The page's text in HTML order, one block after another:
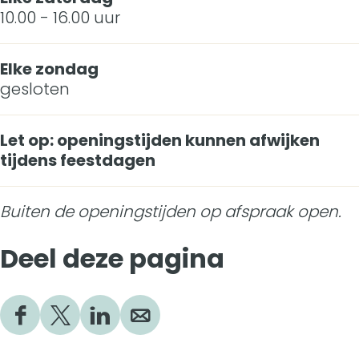
10.00 - 16.00 uur
Elke zondag
gesloten
Let op: openingstijden kunnen afwijken
tijdens feestdagen
Buiten de openingstijden op afspraak open.
Deel deze pagina
D
D
D
D